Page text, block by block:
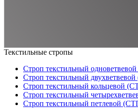
Текстильные стропы
Строп текстильный
Строп текстильный
Строп текстильный кольцевой
Строп текстильный
Строп текстильный петлевой